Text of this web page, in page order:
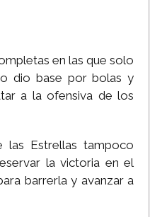
en las que solo
dio base por bolas y
a la ofensiva de los
las Estrellas tampoco
la victoria en el
barrerla y avanzar a